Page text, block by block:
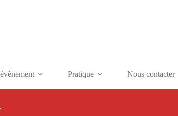
Pratique Nous contacter